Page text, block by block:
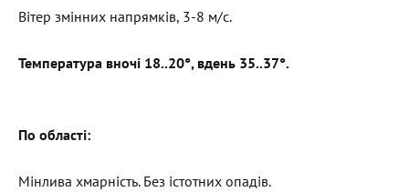
Вітер змінних напрямків, 3-8 м/с.
Температура вночі 18..20°, вдень 35..37°.
По області:
Мінлива хмарність. Без істотних опадів.